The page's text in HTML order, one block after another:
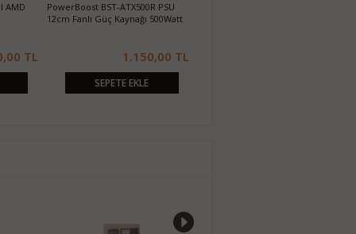
AMD
TL
PowerBoost BST-ATX500R PSU
12cm Fanlı Güç Kaynağı 500Watt
1.150,00 TL
SEPETE EKLE